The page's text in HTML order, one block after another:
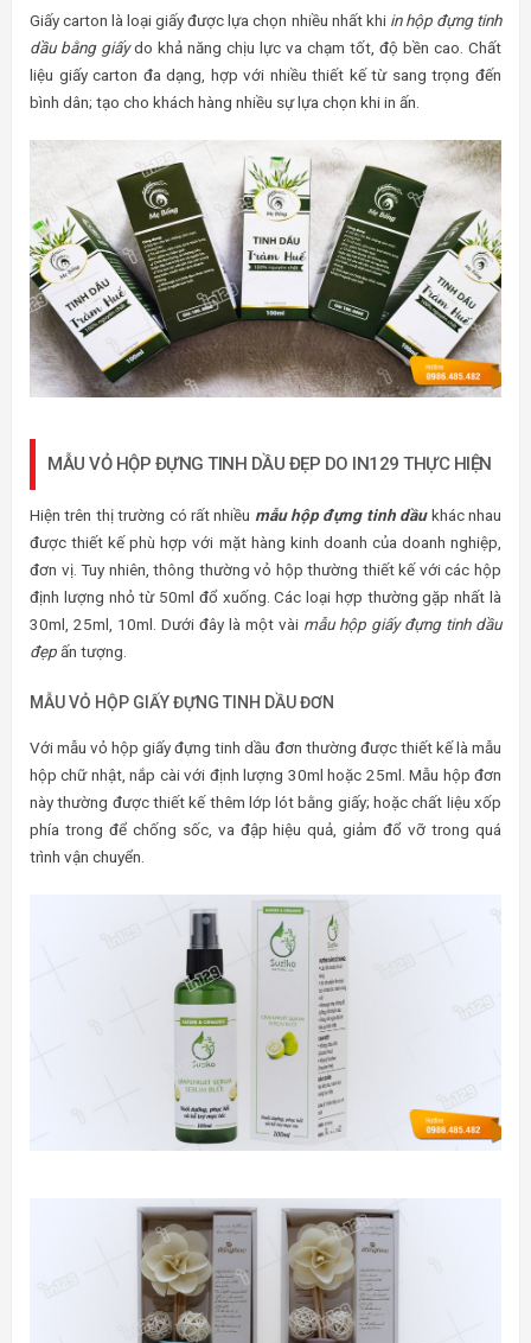
Giấy carton là loại giấy được lựa chọn nhiều nhất khi in hộp đựng tinh
dầu bằng giấydo khả năng chịu lực va chạm tốt, độ bền cao. Chất
liệu giấy carton đa dạng, hợp với nhiều thiết kế từ sang trọng đến
bình dân; tạo cho khách hàng nhiều sự lựa chọn khi in ấn.
MẪU VỎ HỘP ĐỰNG TINH DẦU ĐẸP DO IN129 THỰC HIỆN
Hiện trên thị trường có rất nhiều mẫu hộp đựng tinh dầukhác nhau
được thiết kế phù hợp với mặt hàng kinh doanh của doanh nghiệp,
đơn vị. Tuy nhiên, thông thường vỏ hộp thường thiết kế với các hộp
định lượng nhỏ từ 50ml đổ xuống. Các loại hợp thường gặp nhất là
30ml, 25ml, 10ml. Dưới đây là một vài mẫu hộp giấy đựng tinh dầu
đẹpấn tượng.
MẪU VỎ HỘP GIẤY ĐỰNG TINH DẦU ĐƠN
Với mẫu vỏ hộp giấy đựng tinh dầu đơn thường được thiết kế là mẫu
hộp chữ nhật, nắp cài với định lượng 30ml hoặc 25ml. Mẫu hộp đơn
này thường được thiết kế thêm lớp lót bằng giấy; hoặc chất liệu xốp
phía trong để chống sốc, va đập hiệu quả, giảm đổ vỡ trong quá
trình vận chuyển.